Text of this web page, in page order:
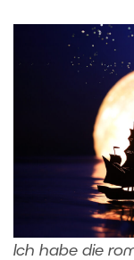
Ich habe die